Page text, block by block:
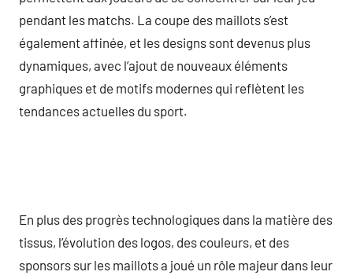
pendant les matchs. La coupe des maillots s’est
également affinée, et les designs sont devenus plus
dynamiques, avec l’ajout de nouveaux éléments
graphiques et de motifs modernes qui reflètent les
tendances actuelles du sport.
En plus des progrès technologiques dans la matière des
tissus, l’évolution des logos, des couleurs, et des
sponsors sur les maillots a joué un rôle majeur dans leur